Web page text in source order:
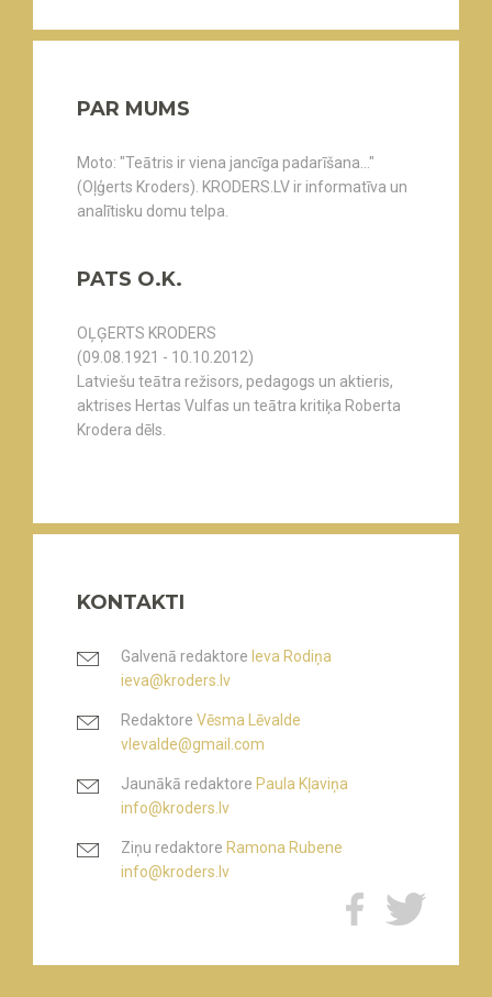
PAR MUMS
Moto: "Teātris ir viena jancīga padarīšana..."
(Oļģerts Kroders). KRODERS.LV ir informatīva un
analītisku domu telpa.
PATS O.K.
OĻĢERTS KRODERS
(09.08.1921 - 10.10.2012)
Latviešu teātra režisors, pedagogs un aktieris,
aktrises Hertas Vulfas un teātra kritiķa Roberta
Krodera dēls.
KONTAKTI
Galvenā redaktore Ieva Rodiņa
ieva@kroders.lv
Redaktore Vēsma Lēvalde
vlevalde@gmail.com
Jaunākā redaktore Paula Kļaviņa
info@kroders.lv
Ziņu redaktore Ramona Rubene
info@kroders.lv